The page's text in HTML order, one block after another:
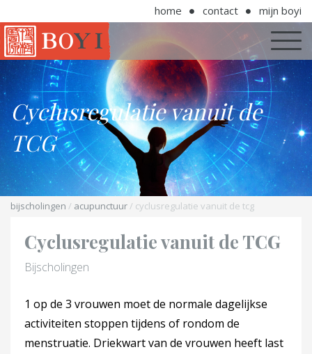
home contact mijn boyi
Cyclusregulatie vanuit de
TCG
bijscholingen / acupunctuur/ cyclusregulatie vanuit de tcg
Cyclusregulatie vanuit de TCG
Bijscholingen
1 op de 3 vrouwen moet de normale dagelijkse
activiteiten stoppen tijdens of rondom de
menstruatie. Driekwart van de vrouwen heeft last